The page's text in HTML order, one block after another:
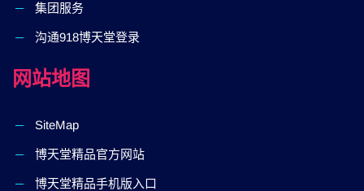
集团服务
沟通918博天堂登录
网站地图
SiteMap
博天堂精品官方网站
博天堂精品手机版入口